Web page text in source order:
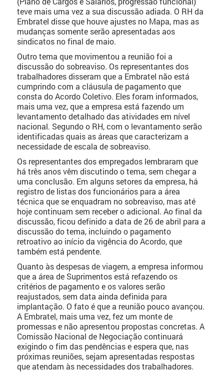
teve mais uma vez a sua discussão adiada. O RH da
Embratel disse que houve ajustes no Mapa, mas as
mudanças somente serão apresentadas aos
sindicatos no final de maio.
Outro tema que movimentou a reunião foi a
discussão do sobreaviso. Os representantes dos
trabalhadores disseram que a Embratel não está
cumprindo com a cláusula de pagamento que
consta do Acordo Coletivo. Eles foram informados,
mais uma vez, que a empresa está fazendo um
levantamento detalhado das atividades em nível
nacional. Segundo o RH, com o levantamento serão
identificadas quais as áreas que caracterizam a
necessidade de escala de sobreaviso.
Os representantes dos empregados lembraram que
há três anos vêm discutindo o tema, sem chegar a
uma conclusão. Em alguns setores da empresa, há
registro de listas dos funcionários para a área
técnica que se enquadram no sobreaviso, mas até
hoje continuam sem receber o adicional. Ao final da
discussão, ficou definido a data de 26 de abril para a
discussão do tema, incluindo o pagamento
retroativo ao início da vigência do Acordo, que
também está pendente.
Quanto às despesas de viagem, a empresa informou
que a área de Suprimentos está refazendo os
critérios de pagamento e os valores serão
reajustados, sem data ainda definida para
implantação. O fato é que a reunião pouco avançou.
A Embratel, mais uma vez, fez um monte de
promessas e não apresentou propostas concretas. A
Comissão Nacional de Negociação continuará
exigindo o fim das pendências e espera que, nas
próximas reuniões, sejam apresentadas respostas
que atendam às necessidades dos trabalhadores.